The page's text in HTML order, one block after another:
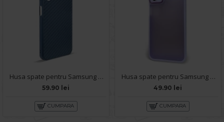
Husa spate pentru Samsung Galaxy A14- Lys case Albastru
59.90 lei
CUMPARA
Husa spate pentru Samsung Galaxy A14- Catwalk Case Mov
49.90 lei
CUMPARA